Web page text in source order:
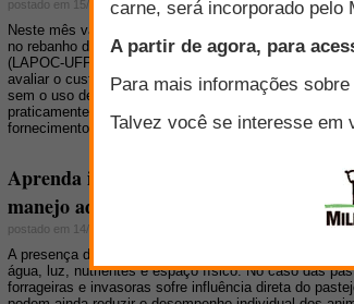
postado em 15/09/2010
Neste mês vamos voltar a falar de custo de produção
no rebanho de ovelhas Suffolk do Laboratório de
(LAPOC-UFPR) localizado na região metropolitana de
avaliar o custo de produção com a terminação de
sem o uso de
creep feedingem um módulo de 150
praticamente igual em todo o período avaliado, que
fornecimento ou não do concentrado emcreep feeding
Aprenda identificar plantas daninhas em
manejo adequado
postado em 14/09/2010
A presença de plantas daninhas reduz a produtividade
água, luz, nutrientes e espaço físico. No caso das
forrageiras e invasoras sofre influência direta do